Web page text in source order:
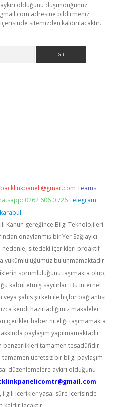
olduğunu düşündüğünüz
adresine bildirmeniz
sitemizden kaldırılacaktır.
backlinkpaneli@gmail.com Teams:
0262 606 0 726 Telegram:
Kanun gereğince Bilgi Teknolojileri
onaylanmış bir Yer Sağlayıcı
nedenle, sitedeki içerikleri proaktif
yükümlülüğümüz bulunmamaktadır.
sorumluluğunu taşımakta olup,
kabul etmiş sayılırlar. Bu internet
şahıs şirketi ile hiçbir bağlantısı
kendi hazırladığımız makaleler
içerikler haber niteliği taşımamakta
paylaşım yapılmamaktadır.
benzerlikleri tamamen tesadüfidir.
tamamen ücretsiz bir bilgi paylaşım
düzenlemelere aykırı olduğunu
içerikler yasal süre içerisinde